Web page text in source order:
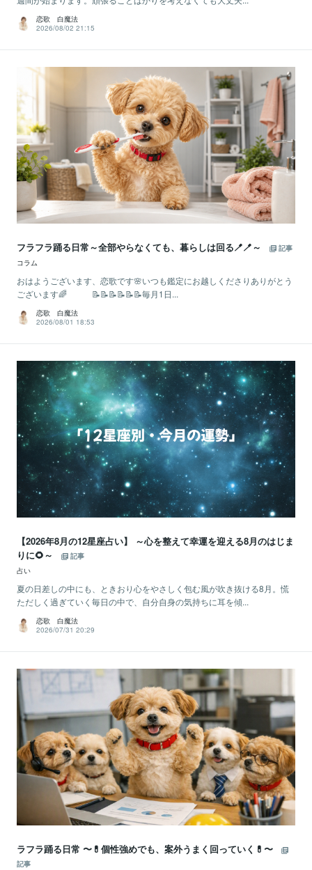
恋歌 白魔法
2026/08/02 21:15
フラフラ踊る日常～全部やらなくても、暮らしは回る🪥🪥～
記事
コラム
おはようございます、恋歌です🌸いつも鑑定にお越しくださりありがとう
ございます🌈 📝📝📝📝📝📝毎月1日...
恋歌 白魔法
2026/08/01 18:53
【2026年8月の12星座占い】 ～心を整えて幸運を迎える8月のはじま
りに🌻～
記事
占い
夏の日差しの中にも、ときおり心をやさしく包む風が吹き抜ける8月。慌
ただしく過ぎていく毎日の中で、自分自身の気持ちに耳を傾...
恋歌 白魔法
2026/07/31 20:29
ラフラ踊る日常 〜💊個性強めでも、案外うまく回っていく💊〜
記事